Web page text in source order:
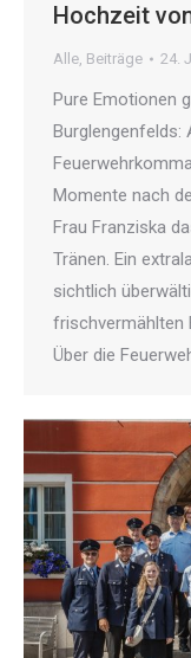
Hochzeit
Alle, Beiträge 24.
Pure Emotionen
Burglengenfelds:
Momente nach
Frau Franziska
Tränen. Ein
sichtlich
frischvermählten
Über die